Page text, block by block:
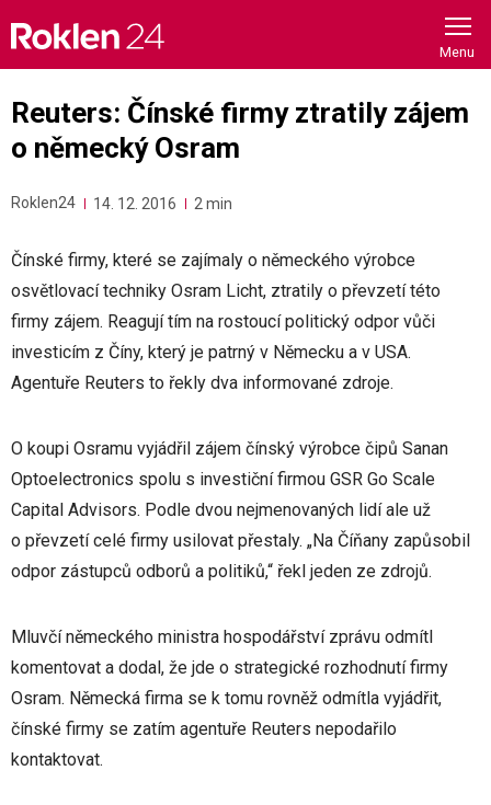
content
Reuters: Čínské firmy ztratily zájem
o německý Osram
Roklen24 14. 12. 2016 2 min
Čínské firmy, které se zajímaly o německého výrobce
osvětlovací techniky Osram Licht, ztratily o převzetí této
firmy zájem. Reagují tím na rostoucí politický odpor vůči
investicím z Číny, který je patrný v Německu a v USA.
Agentuře Reuters to řekly dva informované zdroje.
O koupi Osramu vyjádřil zájem čínský výrobce čipů Sanan
Optoelectronics spolu s investiční firmou GSR Go Scale
Capital Advisors. Podle dvou nejmenovaných lidí ale už
o převzetí celé firmy usilovat přestaly. „Na Číňany zapůsobil
odpor zástupců odborů a politiků,“ řekl jeden ze zdrojů.
Mluvčí německého ministra hospodářství zprávu odmítl
komentovat a dodal, že jde o strategické rozhodnutí firmy
Osram. Německá firma se k tomu rovněž odmítla vyjádřit,
čínské firmy se zatím agentuře Reuters nepodařilo
kontaktovat.